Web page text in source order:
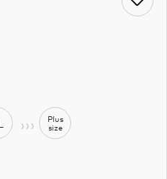
›››
Plus
size